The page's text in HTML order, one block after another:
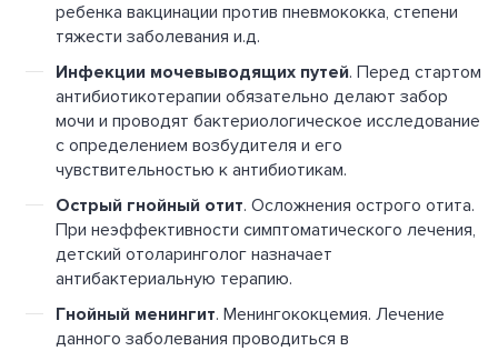
ребенка вакцинации против пневмококка, степени
тяжести заболевания и.д.
Инфекции мочевыводящих путей. Перед стартом
антибиотикотерапии обязательно делают забор
мочи и проводят бактериологическое исследование
с определением возбудителя и его
чувствительностью к антибиотикам.
Острый гнойный отит. Осложнения острого отита.
При неэффективности симптоматического лечения,
детский отоларинголог назначает
антибактериальную терапию.
Гнойный менингит. Менингококцемия. Лечение
данного заболевания проводиться в